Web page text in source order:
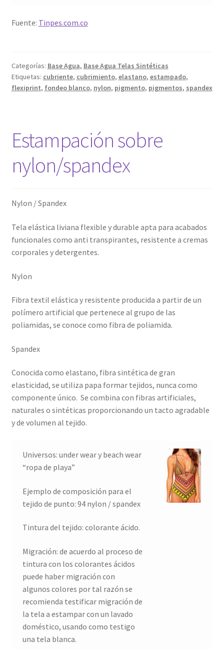
Fuente: Tinpes.com.co
Categorías: Base Agua, Base Agua Telas Sintéticas
Etiquetas: cubriente, cubrimiento, elastano, estampado,
flexiprint, fondeo blanco, nylon, pigmento, pigmentos, spandex
Estampación sobre
nylon/spandex
Nylon / Spandex
Tela elástica liviana flexible y durable apta para acabados
funcionales como anti transpirantes, resistente a cremas
corporales y detergentes.
Nylon
Fibra textil elástica y resistente producida a partir de un
polímero artificial que pertenece al grupo de las
poliamidas, se conoce como fibra de poliamida.
Spandex
Conocida como elastano, fibra sintética de gran
elasticidad, se utiliza papa formar tejidos, nunca como
componente único. Se combina con fibras artificiales,
naturales o sintéticas proporcionando un tacto agradable
y de volumen al tejido.
Universos: under wear y beach wear
“ropa de playa”
Ejemplo de composición para el
tejido de punto: 94 nylon / spandex
Tintura del tejido: colorante ácido.
Migración: de acuerdo al proceso de
tintura con los colorantes ácidos
puede haber migración con
algunos colores por tal razón se
recomienda testificar migración de
la tela a estampar con un lavado
doméstico, usando como testigo
una tela blanca.